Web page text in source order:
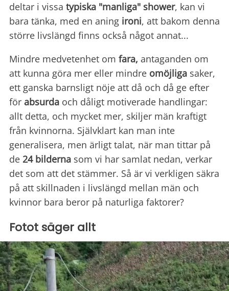
deltar i vissa typiska "manliga" shower, kan vi
bara tänka, med en aning ironi, att bakom denna
större livslängd finns också något annat...
Mindre medvetenhet om fara, antaganden om
att kunna göra mer eller mindre omöjliga saker,
ett ganska barnsligt nöje att då och då ge efter
för absurda och dåligt motiverade handlingar:
allt detta, och mycket mer, skiljer män kraftigt
från kvinnorna. Självklart kan man inte
generalisera, men ärligt talat, när man tittar på
de 24 bilderna som vi har samlat nedan, verkar
det som att det stämmer. Så är vi verkligen säkra
på att skillnaden i livslängd mellan män och
kvinnor bara beror på naturliga faktorer?
Fotot säger allt